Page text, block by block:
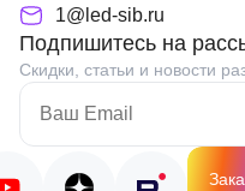
1@led-sib.ru
Подпишитесь на
Скидки, статьи и новости